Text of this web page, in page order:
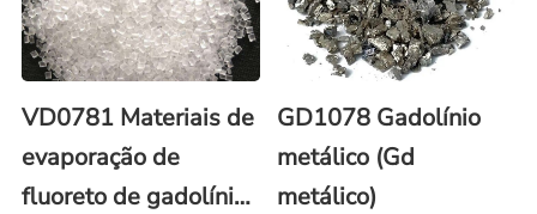
VD0781 Materiais de
evaporação de
fluoreto de gadolínio
GD1078 Gadolínio
metálico (Gd
metálico)